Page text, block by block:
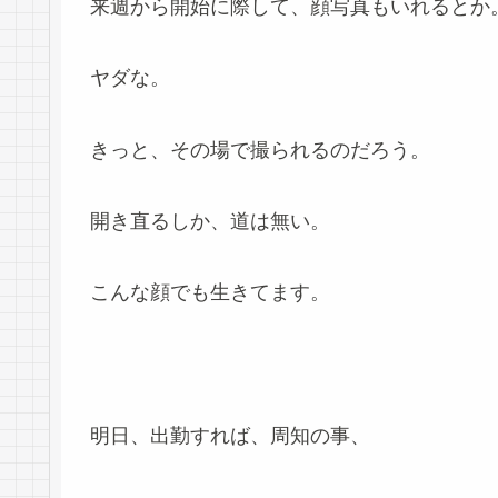
来週から開始に際して、顔写真もいれるとか
ヤダな。
きっと、その場で撮られるのだろう。
開き直るしか、道は無い。
こんな顔でも生きてます。
明日、出勤すれば、周知の事、